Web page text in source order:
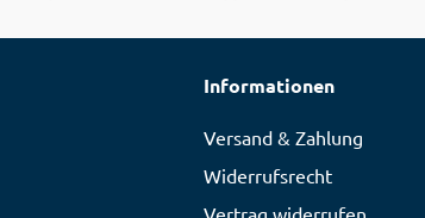
Informationen
Versand & Zahlung
Widerrufsrecht
Vertrag widerrufen